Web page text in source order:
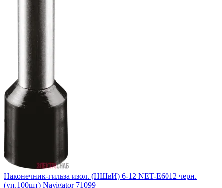
Наконечник-гильза изол. (НШвИ) 6-12 NET-Е6012 черн.
(уп.100шт) Navigator 71099